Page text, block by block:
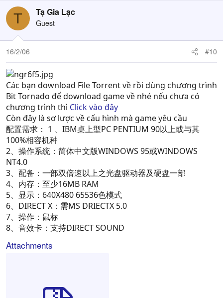
T Tạ Gia Lạc
Guest
16/2/06 #10
Các bạn download File Torrent về rồi dùng chương trình
Bit Tornado để download game về nhé nếu chưa có
chương trình thì Click vào đây
Còn đây là sơ lược về cấu hình mà game yêu cầu
配置需求： 1 、IBM桌上型PC PENTIUM 90以上或与其
100%相容机种
2、操作系统：简体中文版WINDOWS 95或WINDOWS
NT4.0
3、配备：一部双倍速以上之光盘驱动器及硬盘一部
4、内存：至少16MB RAM
5、显示：640X480 65536色模式
6、DIRECT X：需MS DRIECTX 5.0
7、操作：鼠标
8、音效卡：支持DIRECT SOUND
Attachments